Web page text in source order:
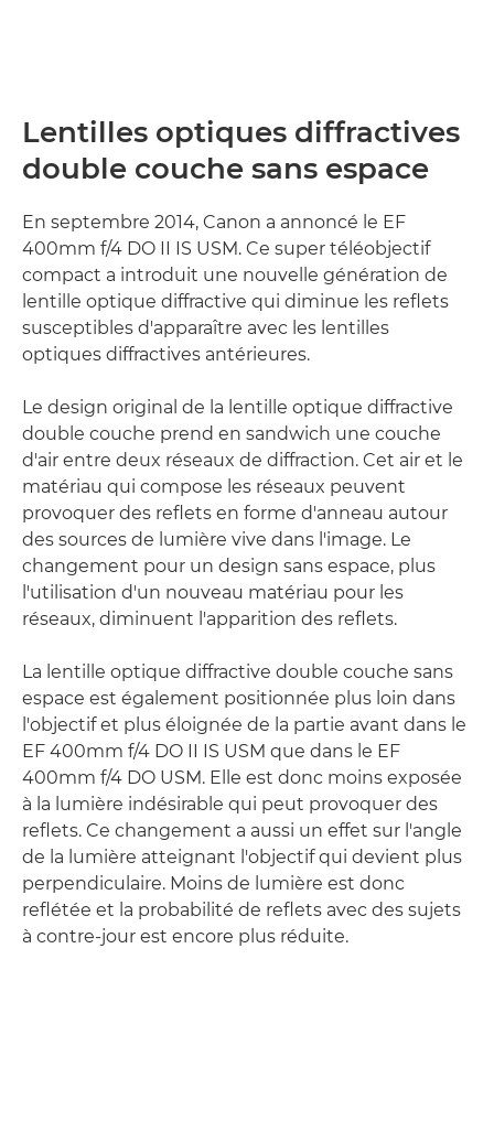
Lentilles optiques diffractives
double couche sans espace
En septembre 2014, Canon a annoncé le EF
400mm f/4 DO II IS USM. Ce super téléobjectif
compact a introduit une nouvelle génération de
lentille optique diffractive qui diminue les reflets
susceptibles d'apparaître avec les lentilles
optiques diffractives antérieures.
Le design original de la lentille optique diffractive
double couche prend en sandwich une couche
d'air entre deux réseaux de diffraction. Cet air et le
matériau qui compose les réseaux peuvent
provoquer des reflets en forme d'anneau autour
des sources de lumière vive dans l'image. Le
changement pour un design sans espace, plus
l'utilisation d'un nouveau matériau pour les
réseaux, diminuent l'apparition des reflets.
La lentille optique diffractive double couche sans
espace est également positionnée plus loin dans
l'objectif et plus éloignée de la partie avant dans le
EF 400mm f/4 DO II IS USM que dans le EF
400mm f/4 DO USM. Elle est donc moins exposée
à la lumière indésirable qui peut provoquer des
reflets. Ce changement a aussi un effet sur l'angle
de la lumière atteignant l'objectif qui devient plus
perpendiculaire. Moins de lumière est donc
reflétée et la probabilité de reflets avec des sujets
à contre-jour est encore plus réduite.